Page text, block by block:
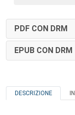
PDF CON DRM
EPUB CON DRM
DESCRIZIONE